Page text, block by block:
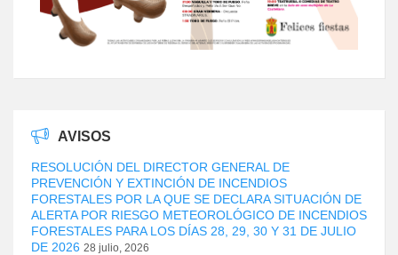
AVISOS
RESOLUCIÓN DEL DIRECTOR GENERAL DE
PREVENCIÓN Y EXTINCIÓN DE INCENDIOS
FORESTALES POR LA QUE SE DECLARA SITUACIÓN DE
ALERTA POR RIESGO METEOROLÓGICO DE INCENDIOS
FORESTALES PARA LOS DÍAS 28, 29, 30 Y 31 DE JULIO
DE 2026 28 julio, 2026